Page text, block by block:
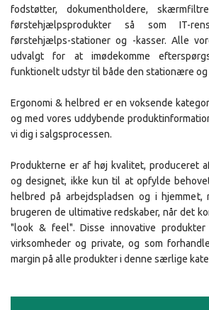
fodstøtter, dokumentholdere,
førstehjælpsprodukter så som IT-
førstehjælps-stationer og -kasser. Alle
udvalgt for at imødekomme
funktionelt udstyr til både den stationære og
Ergonomi & helbred er en voksende
og med vores uddybende
vi dig i salgsprocessen.
Produkterne er af høj kvalitet, produceret
og designet, ikke kun til at opfylde
helbred på arbejdspladsen og i
brugeren de ultimative redskaber, når det
"look & feel". Disse innovative
virksomheder og private, og som
margin på alle produkter i denne særlige